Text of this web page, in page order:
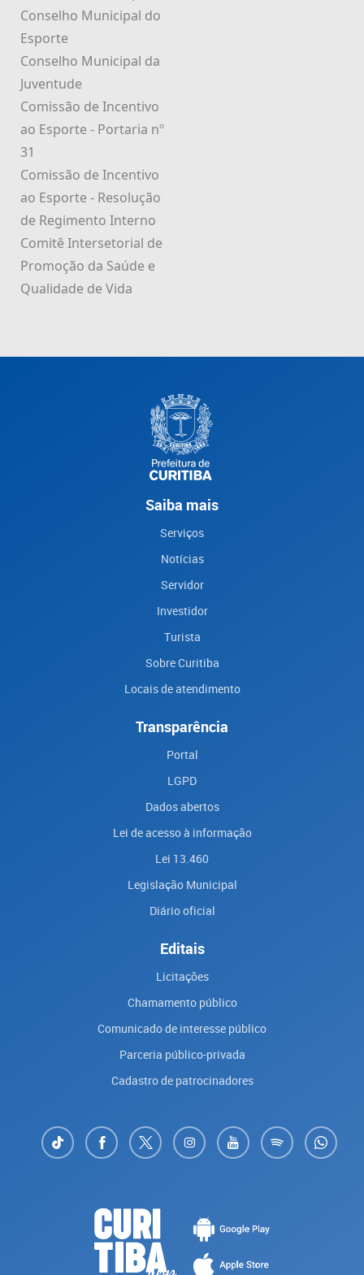
Conselho Municipal do
Esporte
Conselho Municipal da
Juventude
Comissão de Incentivo
ao Esporte - Portaria nº
31
Comissão de Incentivo
ao Esporte - Resolução
de Regimento Interno
Comitê Intersetorial de
Promoção da Saúde e
Qualidade de Vida
Saiba mais
Serviços
Notícias
Servidor
Investidor
Turista
Sobre Curitiba
Locais de atendimento
Transparência
Portal
LGPD
Dados abertos
Lei de acesso à informação
Lei 13.460
Legislação Municipal
Diário oficial
Editais
Licitações
Chamamento público
Comunicado de interesse público
Parceria público-privada
Cadastro de patrocinadores